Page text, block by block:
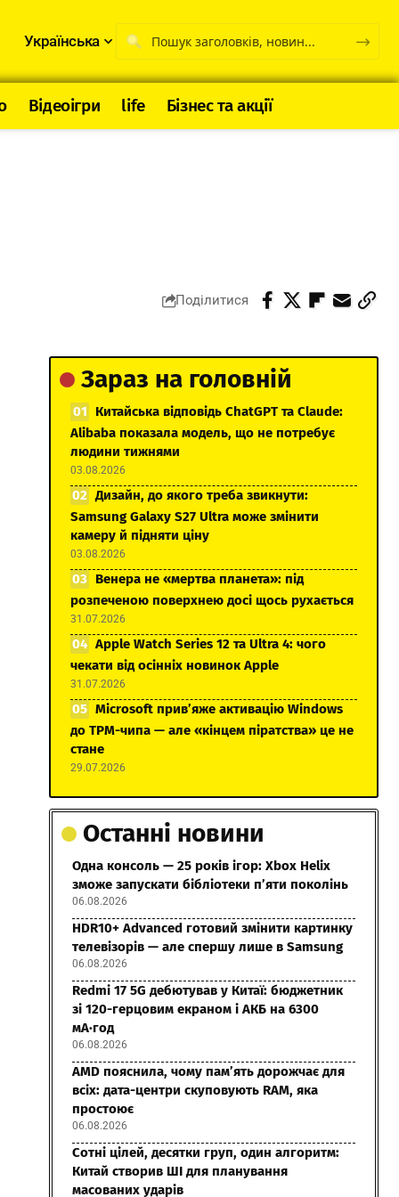
Українська
Відеоігри life Бізнес та акції
Поділитися
Зараз на головній
Китайська відповідь ChatGPT та Claude:
Alibaba показала модель, що не потребує
людини тижнями
03.08.2026
Дизайн, до якого треба звикнути:
Samsung Galaxy S27 Ultra може змінити
камеру й підняти ціну
03.08.2026
Венера не «мертва планета»: під
розпеченою поверхнею досі щось рухається
31.07.2026
Apple Watch Series 12 та Ultra 4: чого
чекати від осінніх новинок Apple
31.07.2026
Microsoft прив’яже активацію Windows
до TPM-чипа — але «кінцем піратства» це не
стане
29.07.2026
Останні новини
Одна консоль — 25 років ігор: Xbox Helix
зможе запускати бібліотеки п’яти поколінь
06.08.2026
HDR10+ Advanced готовий змінити картинку
телевізорів — але спершу лише в Samsung
06.08.2026
Redmi 17 5G дебютував у Китаї: бюджетник
зі 120-герцовим екраном і АКБ на 6300
мА·год
06.08.2026
AMD пояснила, чому пам’ять дорожчає для
всіх: дата-центри скуповують RAM, яка
простоює
06.08.2026
Сотні цілей, десятки груп, один алгоритм:
Китай створив ШІ для планування
масованих ударів